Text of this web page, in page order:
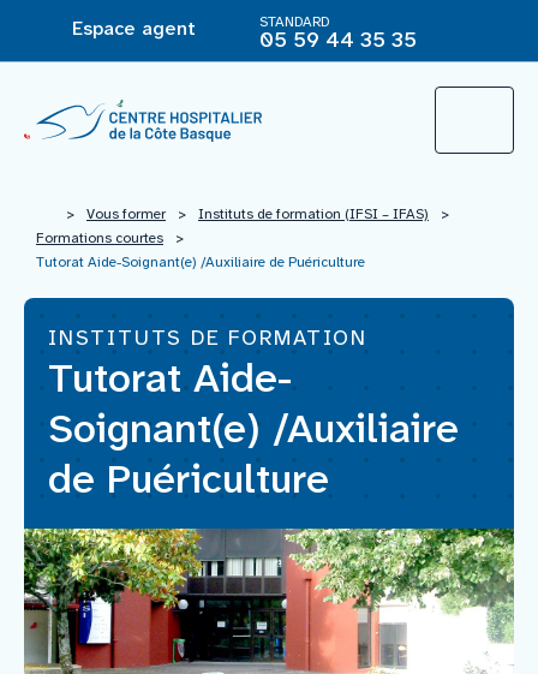
Espace agent STANDARD
05 59 44 35 35
L’Hôpital
Offre de soins
Agir pour ma santé
Nous rejoindre
> Vous former > Instituts de formation (IFSI – IFAS)
>
Formations courtes
>
Tutorat Aide-Soignant(e) /Auxiliaire de Puériculture
INSTITUTS DE FORMATION
Tutorat Aide-
Soignant(e) /Auxiliaire
de Puériculture